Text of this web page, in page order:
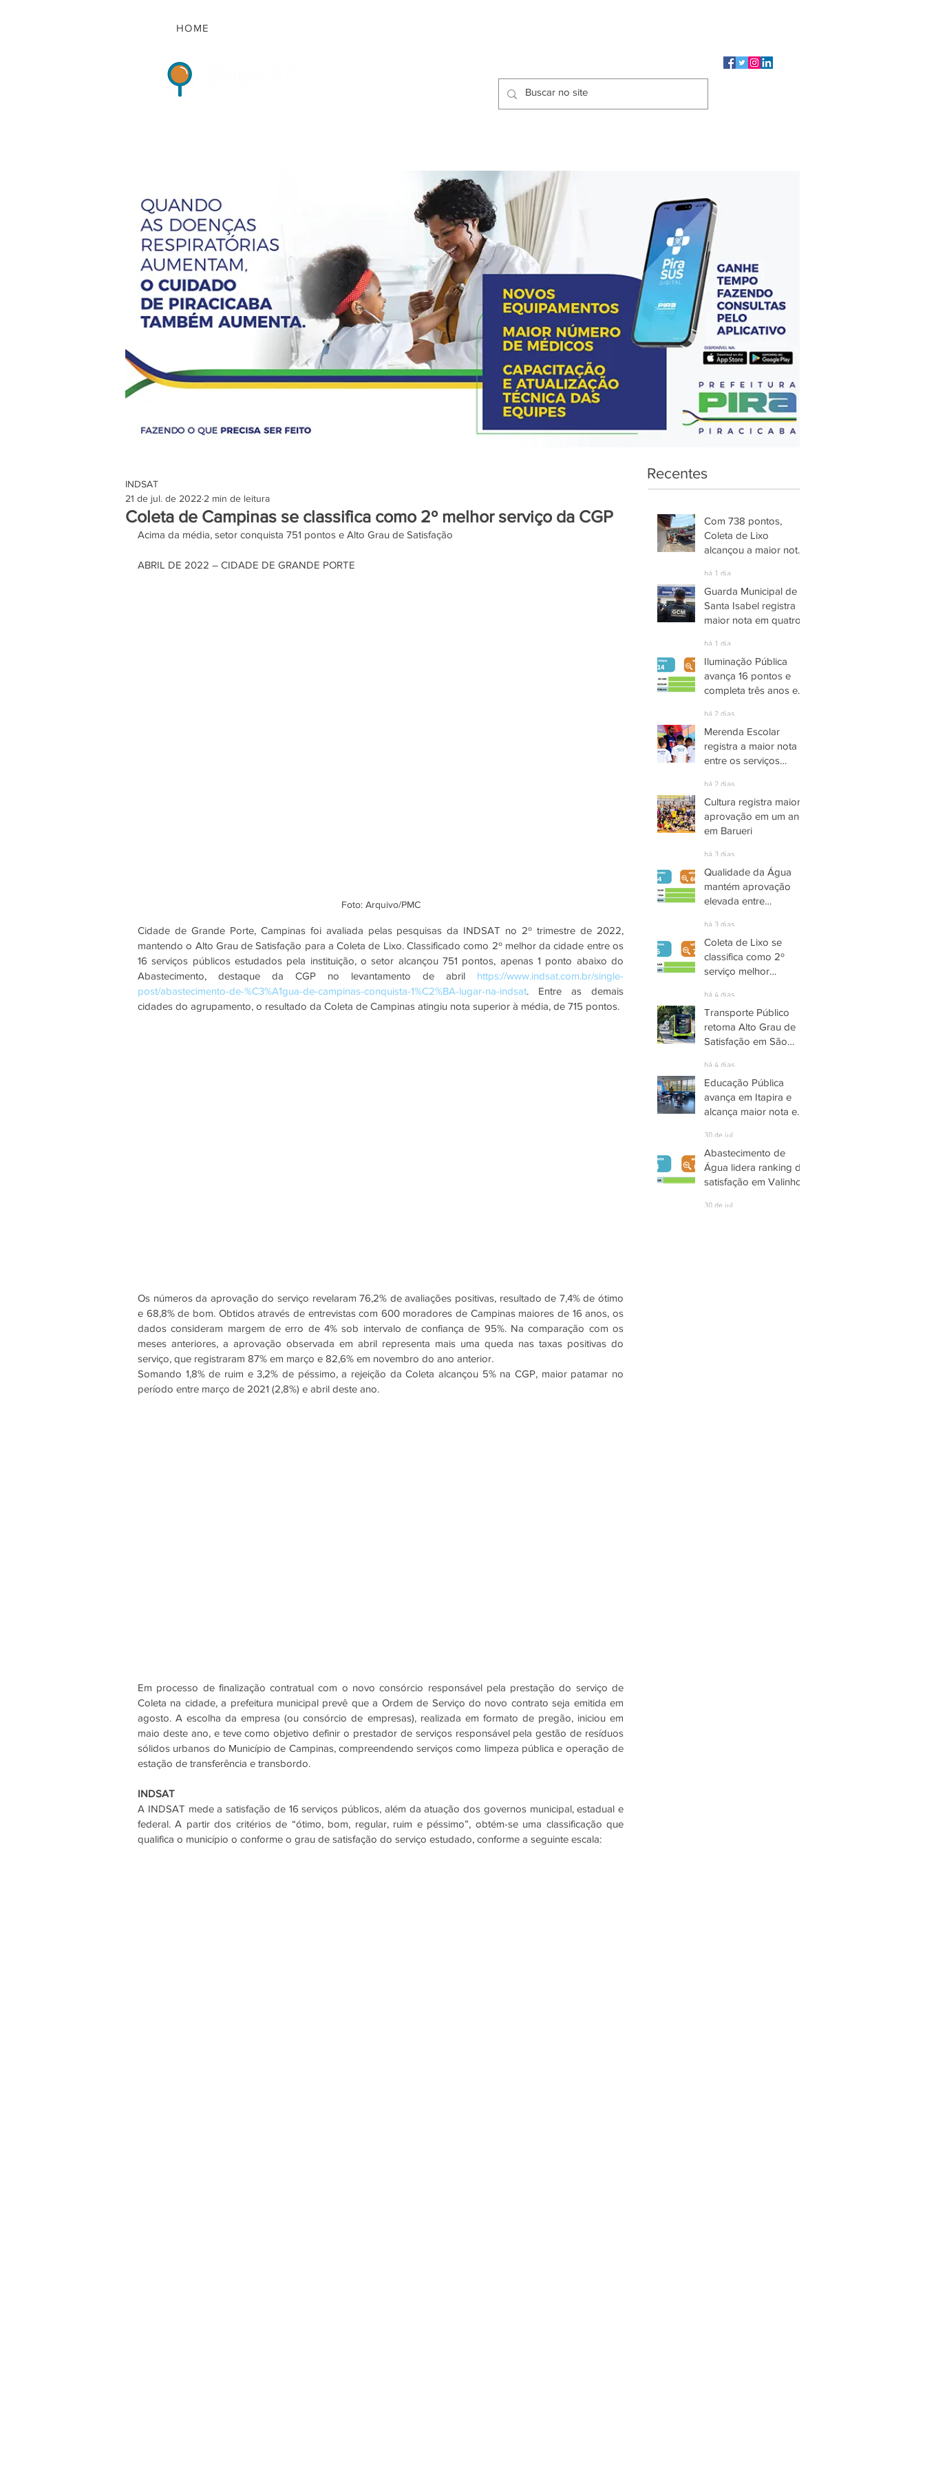
HOME
Coleta de Campinas se classifica como 2º melhor serviço da CGP
INDSAT
21 de jul. de 2022 2 min de leitura
Acima da média, setor conquista 751 pontos e Alto Grau de Satisfação
ABRIL DE 2022 – CIDADE DE GRANDE PORTE
Foto: Arquivo/PMC
Cidade de Grande Porte, Campinas foi avaliada pelas pesquisas da INDSAT no 2º trimestre de 2022,
mantendo o Alto Grau de Satisfação para a Coleta de Lixo. Classificado como 2º melhor da cidade entre os
16 serviços públicos estudados pela instituição, o setor alcançou 751 pontos, apenas 1 ponto abaixo do
Abastecimento, destaque da CGP no levantamento de abril https://www.indsat.com.br/single-
post/abastecimento-de-%C3%A1gua-de-campinas-conquista-1%C2%BA-lugar-na-indsat. Entre as demais
cidades do agrupamento, o resultado da Coleta de Campinas atingiu nota superior à média, de 715 pontos.
Os números da aprovação do serviço revelaram 76,2% de avaliações positivas, resultado de 7,4% de ótimo
e 68,8% de bom. Obtidos através de entrevistas com 600 moradores de Campinas maiores de 16 anos, os
dados consideram margem de erro de 4% sob intervalo de confiança de 95%. Na comparação com os
meses anteriores, a aprovação observada em abril representa mais uma queda nas taxas positivas do
serviço, que registraram 87% em março e 82,6% em novembro do ano anterior.
Somando 1,8% de ruim e 3,2% de péssimo, a rejeição da Coleta alcançou 5% na CGP, maior patamar no
período entre março de 2021 (2,8%) e abril deste ano.
Em processo de finalização contratual com o novo consórcio responsável pela prestação do serviço de
Coleta na cidade, a prefeitura municipal prevê que a Ordem de Serviço do novo contrato seja emitida em
agosto. A escolha da empresa (ou consórcio de empresas), realizada em formato de pregão, iniciou em
maio deste ano, e teve como objetivo definir o prestador de serviços responsável pela gestão de resíduos
sólidos urbanos do Município de Campinas, compreendendo serviços como limpeza pública e operação de
estação de transferência e transbordo.
INDSAT
A INDSAT mede a satisfação de 16 serviços públicos, além da atuação dos governos municipal, estadual e
federal. A partir dos critérios de “ótimo, bom, regular, ruim e péssimo”, obtém-se uma classificação que
qualifica o município o conforme o grau de satisfação do serviço estudado, conforme a seguinte escala:
Recentes
Com 738 pontos,
Coleta de Lixo
alcançou a maior nota
avaliados em
Piracicaba
há 1 dia
Guarda Municipal de
Santa Isabel registra
maior nota em quatro
INDSAT
há 1 dia
Iluminação Pública
avança 16 pontos e
completa três anos em
Satisfação em
Itaquaquecetuba
há 2 dias
Merenda Escolar
registra a maior nota
entre os serviços
há 2 dias
Cultura registra maior
aprovação em um ano
em Barueri
há 3 dias
Qualidade da Água
mantém aprovação
elevada entre
há 3 dias
Coleta de Lixo se
classifica como 2º
serviço melhor
de Parnaíba
há 4 dias
Transporte Público
retoma Alto Grau de
Satisfação em São
há 4 dias
Educação Pública
avança em Itapira e
alcança maior nota em
30 de jul.
Abastecimento de
Água lidera ranking de
satisfação em Valinhos
30 de jul.